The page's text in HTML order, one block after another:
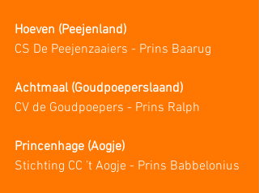
Hoeven (Peejenland)
CS De Peejenzaaiers - Prins Baarug
Achtmaal (Goudpoeperslaand)
CV de Goudpoepers - Prins Ralph
Princenhage (Aogje)
Stichting CC ’t Aogje - Prins Babbelonius